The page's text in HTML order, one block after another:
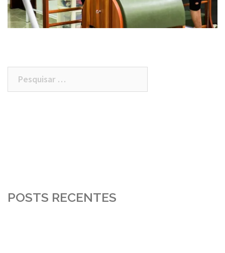
Pesquisar
por:
POSTS RECENTES